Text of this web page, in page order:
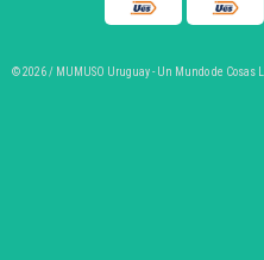
© 2026 / MUMUSO Uruguay - Un Mundo de Cosas